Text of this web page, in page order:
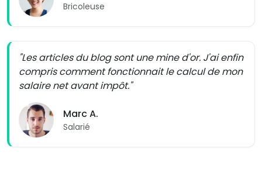
Bricoleuse
"Les articles du blog sont une mine d'or. J'ai enfin
compris comment fonctionnait le calcul de mon
salaire net avant impôt."
Marc A.
Salarié